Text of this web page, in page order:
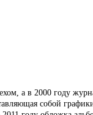
а в 2000 году
собой